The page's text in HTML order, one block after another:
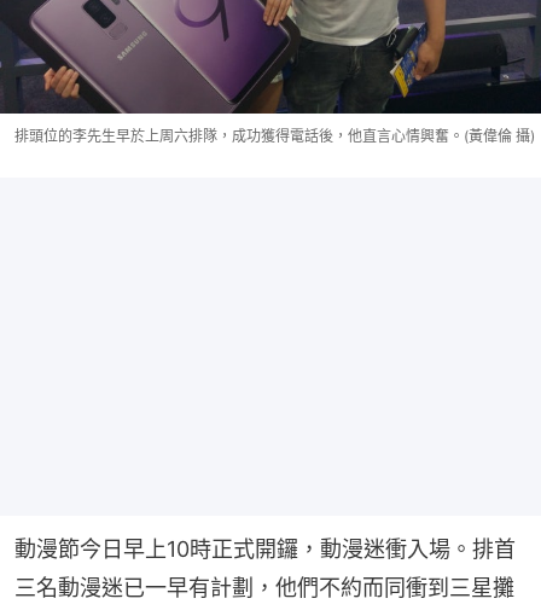
排頭位的李先生早於上周六排隊，成功獲得電話後，他直言心情興奮。(黃偉倫 攝)
動漫節今日早上10時正式開鑼，動漫迷衝入場。排首
三名動漫迷已一早有計劃，他們不約而同衝到三星攤